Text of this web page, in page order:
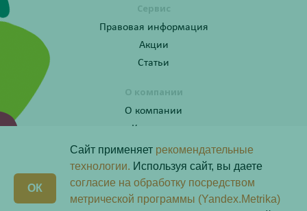
Сервис
Правовая информация
Акции
Статьи
О компании
О компании
Контакты
Получите консультацию по телефону:
8 (800) 201-40-60 доб. 10
Сайт применяет рекомендательные
технологии. Используя сайт, вы даете
согласие на обработку посредством
метрической программы (Yandex.Metrika)
ОК